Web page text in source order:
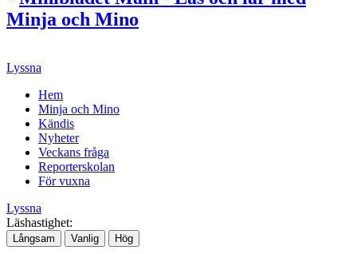
Lyssna
Hem
Minja och Mino
Kändis
Nyheter
Veckans fråga
Reporterskolan
För vuxna
Lyssna
Läshastighet:
Långsam Vanlig Hög